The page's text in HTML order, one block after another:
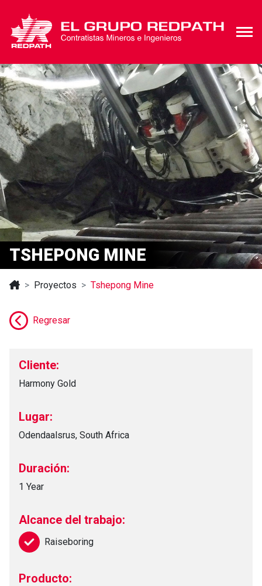
TSHEPONG MINE
Proyectos Tshepong Mine
Regresar
Cliente:
Harmony Gold
Lugar:
Odendaalsrus, South Africa
Duración:
1 Year
Alcance del trabajo:
Raiseboring
Producto: